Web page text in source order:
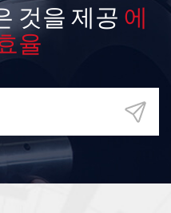
것을 제공 에
율